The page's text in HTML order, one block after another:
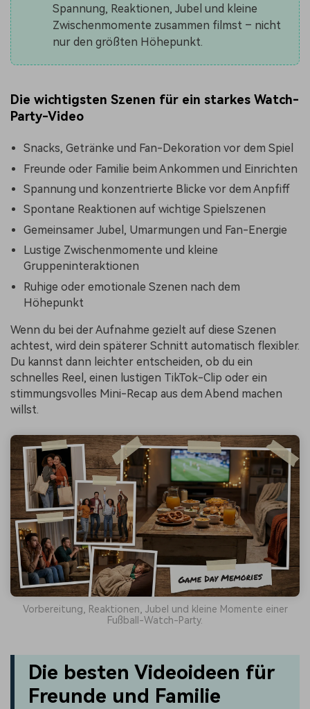
Spannung, Reaktionen, Jubel und kleine
Zwischenmomente zusammen filmst – nicht
nur den größten Höhepunkt.
Die wichtigsten Szenen für ein starkes Watch-
Party-Video
Snacks, Getränke und Fan-Dekoration vor dem Spiel
Freunde oder Familie beim Ankommen und Einrichten
Spannung und konzentrierte Blicke vor dem Anpfiff
Spontane Reaktionen auf wichtige Spielszenen
Gemeinsamer Jubel, Umarmungen und Fan-Energie
Lustige Zwischenmomente und kleine
Gruppeninteraktionen
Ruhige oder emotionale Szenen nach dem
Höhepunkt
Wenn du bei der Aufnahme gezielt auf diese Szenen
achtest, wird dein späterer Schnitt automatisch flexibler.
Du kannst dann leichter entscheiden, ob du ein
schnelles Reel, einen lustigen TikTok-Clip oder ein
stimmungsvolles Mini-Recap aus dem Abend machen
willst.
Vorbereitung, Reaktionen, Jubel und kleine Momente einer
Fußball-Watch-Party.
Die besten Videoideen für
Freunde und Familie